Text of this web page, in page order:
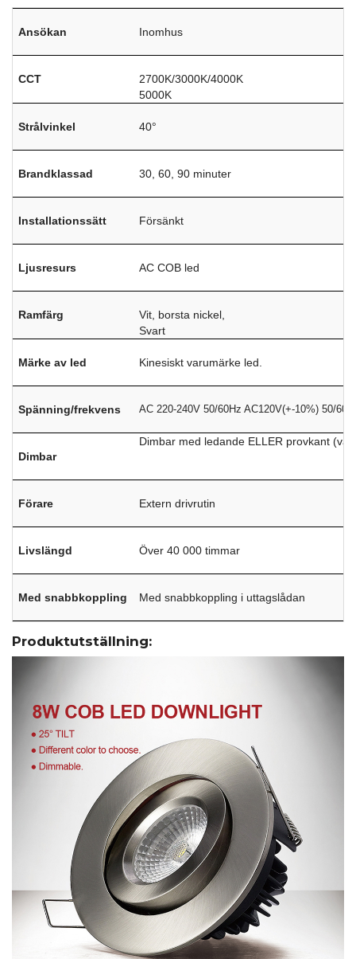
Ansökan Inomhus
CCT
2700K/3000K/4000K
5000K
Strålvinkel 40°
Brandklassad 30, 60, 90 minuter
Installationssätt Försänkt
Ljusresurs AC COB led
Ramfärg
Vit, borsta nickel,
Svart
Märke av led Kinesiskt varumärke led.
Spänning/frekvens AC 220-240V 50/60Hz AC120V(+-10%) 50/
Dimbar
Dimbar med ledande ELLER provkant
Förare Extern drivrutin
Livslängd Över 40 000 timmar
Med snabbkoppling Med snabbkoppling i uttagslådan
Produktutställning: